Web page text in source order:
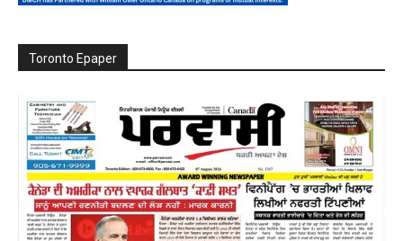
Toronto Epaper